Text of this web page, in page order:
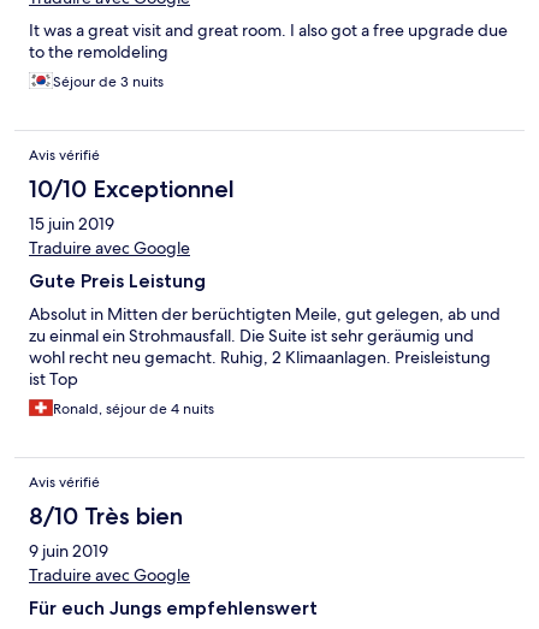
It was a great visit and great room. I also got a free upgrade due
to the remoldeling
Séjour de 3 nuits
Avis vérifié
10/10 Exceptionnel
15 juin 2019
Traduire avec Google
Gute Preis Leistung
Absolut in Mitten der berüchtigten Meile, gut gelegen, ab und
zu einmal ein Strohmausfall. Die Suite ist sehr geräumig und
wohl recht neu gemacht. Ruhig, 2 Klimaanlagen. Preisleistung
ist Top
Ronald, séjour de 4 nuits
Avis vérifié
8/10 Très bien
9 juin 2019
Traduire avec Google
Für euch Jungs empfehlenswert